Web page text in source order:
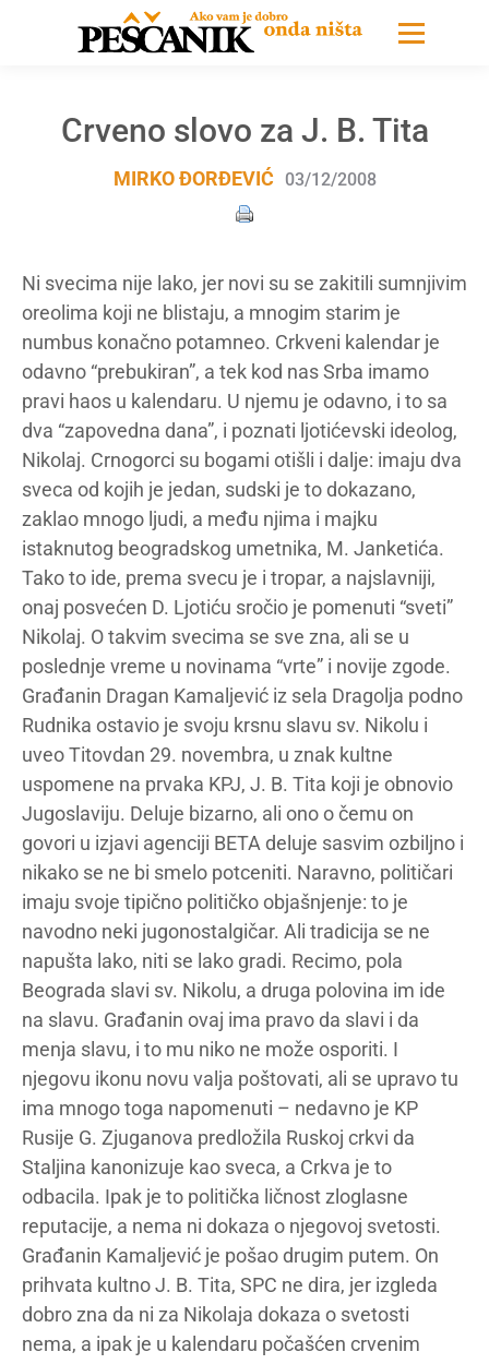
Crveno slovo za J. B. Tita
MIRKO ĐORĐEVIĆ 03/12/2008
Ni svecima nije lako, jer novi su se zakitili sumnjivim
oreolima koji ne blistaju, a mnogim starim je
numbus konačno potamneo. Crkveni kalendar je
odavno “prebukiran”, a tek kod nas Srba imamo
pravi haos u kalendaru. U njemu je odavno, i to sa
dva “zapovedna dana”, i poznati ljotićevski ideolog,
Nikolaj. Crnogorci su bogami otišli i dalje: imaju dva
sveca od kojih je jedan, sudski je to dokazano,
zaklao mnogo ljudi, a među njima i majku
istaknutog beogradskog umetnika, M. Janketića.
Tako to ide, prema svecu je i tropar, a najslavniji,
onaj posvećen D. Ljotiću sročio je pomenuti “sveti”
Nikolaj. O takvim svecima se sve zna, ali se u
poslednje vreme u novinama “vrte” i novije zgode.
Građanin Dragan Kamaljević iz sela Dragolja podno
Rudnika ostavio je svoju krsnu slavu sv. Nikolu i
uveo Titovdan 29. novembra, u znak kultne
uspomene na prvaka KPJ, J. B. Tita koji je obnovio
Jugoslaviju. Deluje bizarno, ali ono o čemu on
govori u izjavi agenciji BETA deluje sasvim ozbiljno i
nikako se ne bi smelo potceniti. Naravno, političari
imaju svoje tipično političko objašnjenje: to je
navodno neki jugonostalgičar. Ali tradicija se ne
napušta lako, niti se lako gradi. Recimo, pola
Beograda slavi sv. Nikolu, a druga polovina im ide
na slavu. Građanin ovaj ima pravo da slavi i da
menja slavu, i to mu niko ne može osporiti. I
njegovu ikonu novu valja poštovati, ali se upravo tu
ima mnogo toga napomenuti – nedavno je KP
Rusije G. Zjuganova predložila Ruskoj crkvi da
Staljina kanonizuje kao sveca, a Crkva je to
odbacila. Ipak je to politička ličnost zloglasne
reputacije, a nema ni dokaza o njegovoj svetosti.
Građanin Kamaljević je pošao drugim putem. On
prihvata kultno J. B. Tita, SPC ne dira, jer izgleda
dobro zna da ni za Nikolaja dokaza o svetosti
nema, a ipak je u kalendaru počašćen crvenim